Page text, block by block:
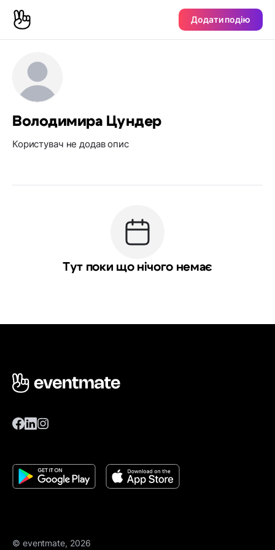
Додати подію
Володимира Цундер
Користувач не додав опис
Тут поки що нічого немає
© eventmate, 2026